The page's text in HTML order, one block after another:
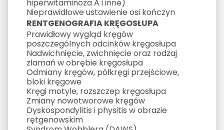
hiperwitaminoza A i inne)
Nieprawidłowe ustawienie osi kończyn
RENTGENOGRAFIA KRĘGOSŁUPA
Prawidłowy wygląd kręgów
poszczególnych odcinków kręgosłupa
Nadwichnięcie, zwichnięcie oraz rodzaj
złamań w obrębie kręgosłupa
Odmiany kręgów, półkręgi przejściowe,
bloki kręgowe
Kręgi motyle, rozszczep kręgosłupa
Zmiany nowotworowe kręgów
Dyskospondylitis i physitis w obrazie
rętgenowskim